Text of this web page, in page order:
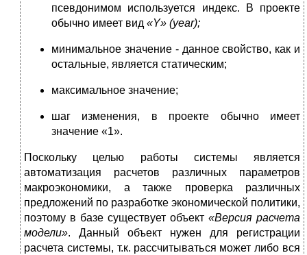
псевдонимом используется индекс. В проекте
обычно имеет вид «Y» (year);
минимальное значение - данное свойство, как и
остальные, является статическим;
максимальное значение;
шаг изменения, в проекте обычно имеет
значение «1».
Поскольку целью работы системы является
автоматизация расчетов различных параметров
макроэкономики, а также проверка различных
предложений по разработке экономической политики,
поэтому в базе существует объект «Версия расчета
модели». Данный объект нужен для регистрации
расчета системы, т.к. рассчитываться может либо вся